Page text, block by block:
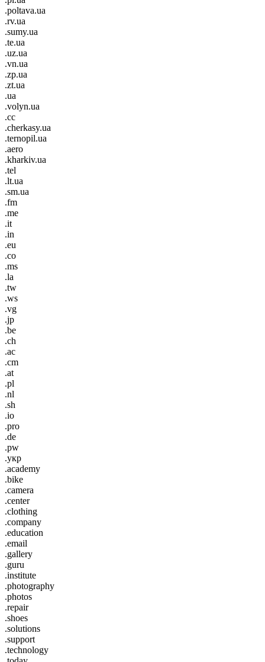
.poltava.ua
.rv.ua
.sumy.ua
.te.ua
.uz.ua
.vn.ua
.zp.ua
.zt.ua
.ua
.volyn.ua
.cc
.cherkasy.ua
.ternopil.ua
.aero
.kharkiv.ua
.tel
.lt.ua
.sm.ua
.fm
.me
.it
.in
.eu
.co
.ms
.la
.tw
.ws
.vg
.jp
.be
.ch
.ac
.cm
.at
.pl
.nl
.sh
.io
.pro
.de
.pw
.укр
.academy
.bike
.camera
.center
.clothing
.company
.education
.email
.gallery
.guru
.institute
.photography
.photos
.repair
.shoes
.solutions
.support
.technology